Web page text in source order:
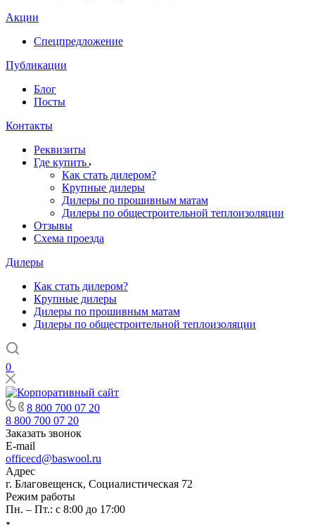
Акции
Спецпредложение
Публикации
Блог
Посты
Контакты
Реквизиты
Где купить
Как стать дилером?
Крупные дилеры
Дилеры по прошивным матам
Дилеры по общестроительной теплоизоляции
Отзывы
Схема проезда
Дилеры
Как стать дилером?
Крупные дилеры
Дилеры по прошивным матам
Дилеры по общестроительной теплоизоляции
0
8 800 700 07 20
8 800 700 07 20
Заказать звонок
E-mail
officecd@baswool.ru
Адрес
г. Благовещенск, Социалистическая 72
Режим работы
Пн. – Пт.: с 8:00 до 17:00